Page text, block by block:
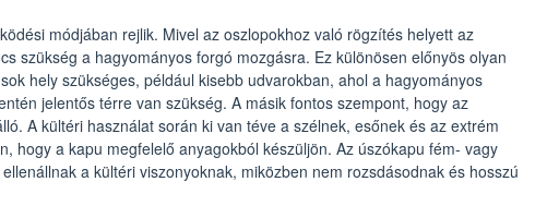
módjában rejlik. Mivel az oszlopokhoz való rögzítés helyett az
szükség a hagyományos forgó mozgásra. Ez különösen előnyös olyan
hely szükséges, például kisebb udvarokban, ahol a hagyományos
jelentős térre van szükség. A másik fontos szempont, hogy az
A kültéri használat során ki van téve a szélnek, esőnek és az extrém
hogy a kapu megfelelő anyagokból készüljön. Az úszókapu fém- vagy
a kültéri viszonyoknak, miközben nem rozsdásodnak és hosszú